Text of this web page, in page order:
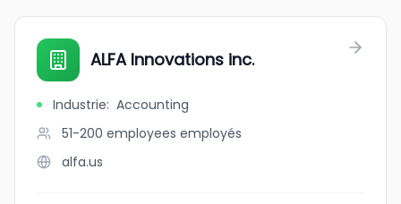
ALFA Innovations inc.
Industrie: Accounting
51-200 employees employés
alfa.us